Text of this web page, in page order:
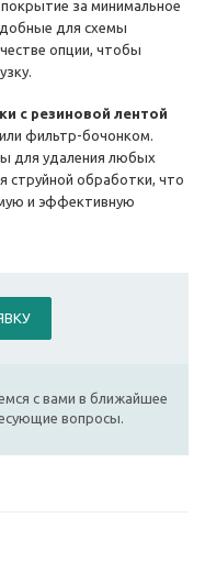
за минимальное
для схемы
опции, чтобы
с резиновой лентой
фильтр-бочонком.
для удаления любых
струйной обработки, что
и эффективную
с вами в ближайшее
вопросы.